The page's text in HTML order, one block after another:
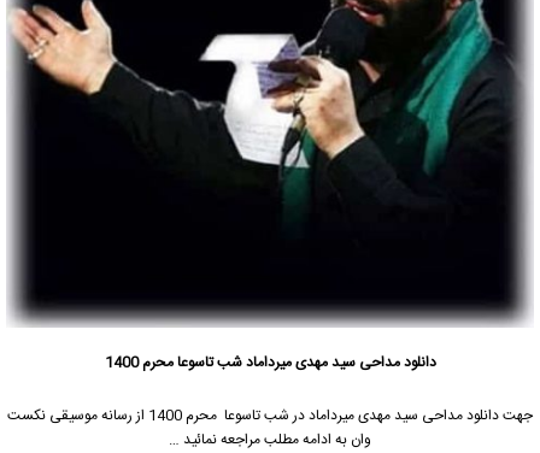
دانلود مداحی سید مهدی میرداماد شب تاسوعا محرم 1400
جهت دانلود مداحی سید مهدی میرداماد
در شب تاسوعا محرم 1400 از رسانه موسیقی نکست
وان به ادامه مطلب مراجعه نمائید …